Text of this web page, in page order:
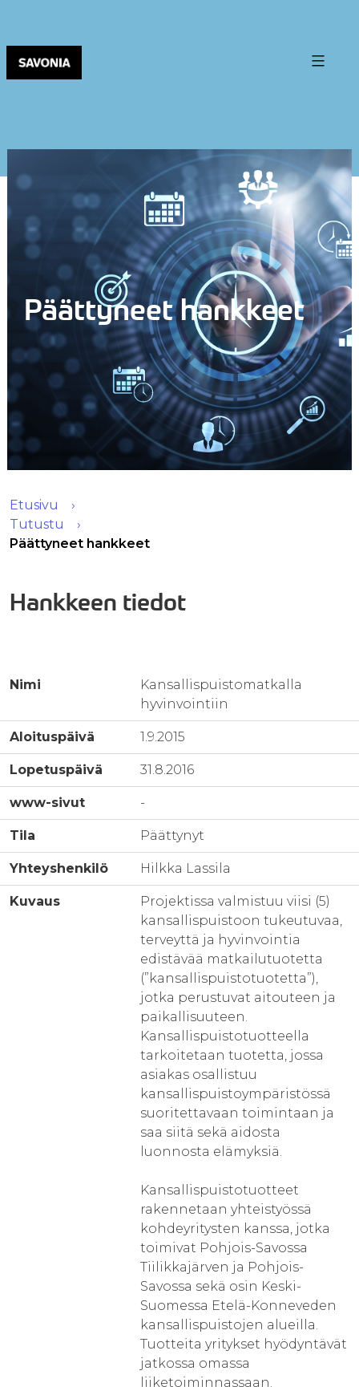
Päättyneet hankkeet
Etusivu
Tutustu
Päättyneet hankkeet
Hankkeen tiedot
Nimi
Kansallispuistomatkalla
hyvinvointiin
Aloituspäivä 1.9.2015
Lopetuspäivä 31.8.2016
www-sivut -
Tila Päättynyt
Yhteyshenkilö Hilkka Lassila
Kuvaus
Projektissa valmistuu viisi (5)
kansallispuistoon tukeutuvaa,
terveyttä ja hyvinvointia
edistävää matkailutuotetta
(”kansallispuistotuotetta”),
jotka perustuvat aitouteen ja
paikallisuuteen.
Kansallispuistotuotteella
tarkoitetaan tuotetta, jossa
asiakas osallistuu
kansallispuistoympäristössä
suoritettavaan toimintaan ja
saa siitä sekä aidosta
luonnosta elämyksiä.
Kansallispuistotuotteet
rakennetaan yhteistyössä
kohdeyritysten kanssa, jotka
toimivat Pohjois-Savossa
Tiilikkajärven ja Pohjois-
Savossa sekä osin Keski-
Suomessa Etelä-Konneveden
kansallispuistojen alueilla.
Tuotteita yritykset hyödyntävät
jatkossa omassa
liiketoiminnassaan.